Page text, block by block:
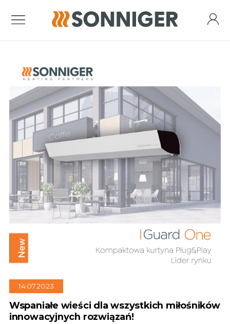
Kurtyny powietrzne
Kurtyna Guard One
Kurtyny przemysłowe
14.07.2023
Wspaniałe wieści dla wszystkich miłośników
innowacyjnych rozwiązań!